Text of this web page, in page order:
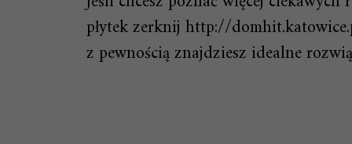
płytek zerknij http://
z pewnością znajdziesz idealne